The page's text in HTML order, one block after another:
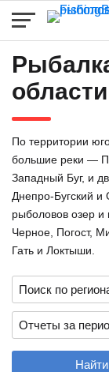
области
По территории
большие реки —
Западный Буг, и
Днепро-Бугский
рыболовов озер
Черное, Погост,
Гать и Локтыши.
Найти